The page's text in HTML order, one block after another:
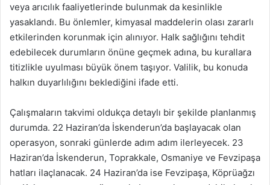
veya arıcılık faaliyetlerinde bulunmak da kesinlikle
yasaklandı. Bu önlemler, kimyasal maddelerin olası zararlı
etkilerinden korunmak için alınıyor. Halk sağlığını tehdit
edebilecek durumların önüne geçmek adına, bu kurallara
titizlikle uyulması büyük önem taşıyor. Valilik, bu konuda
halkın duyarlılığını beklediğini ifade etti.
Çalışmaların takvimi oldukça detaylı bir şekilde planlanmış
durumda. 22 Haziran’da İskenderun’da başlayacak olan
operasyon, sonraki günlerde adım adım ilerleyecek. 23
Haziran’da İskenderun, Toprakkale, Osmaniye ve Fevzipaşa
hatları ilaçlanacak. 24 Haziran’da ise Fevzipaşa, Köprüağzı